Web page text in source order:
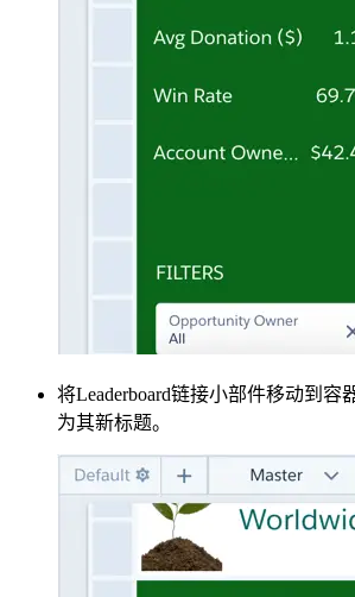
将Leaderboard链接小部件移动到容
为其新标题。